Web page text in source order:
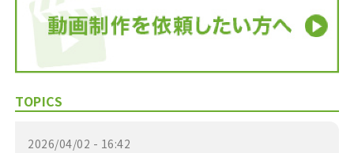
TOPICS
2026/04/02 - 16:42